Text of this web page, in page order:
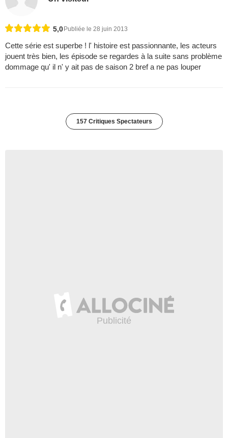
5,0 Publiée le 28 juin 2013
Cette série est superbe ! l' histoire est passionnante, les acteurs
jouent très bien, les épisode se regardes à la suite sans problème
dommage qu' il n' y ait pas de saison 2 bref a ne pas louper
157 Critiques Spectateurs